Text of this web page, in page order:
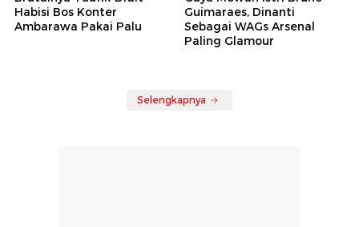
Habisi Bos Konter
Ambarawa Pakai Palu
Guimaraes, Dinanti
Sebagai WAGs Arsenal
Paling Glamour
Selengkapnya